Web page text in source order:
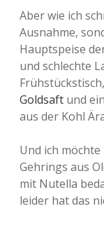
Aber wie ich
Ausnahme,
Hauptspeise
und schlechte
Goldsaft und
aus der Kohl
Und ich
Gehrings aus
mit Nutella
leider hat das